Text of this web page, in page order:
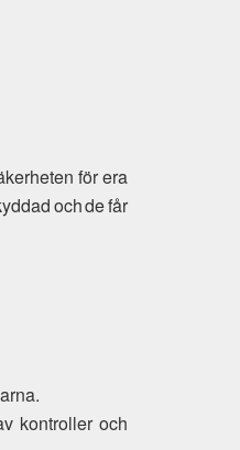
för era
och de får
kontroller och